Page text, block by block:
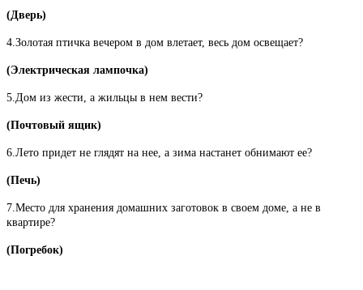
(Дверь)
4.Золотая птичка вечером в дом влетает, весь дом освещает?
(Электрическая лампочка)
5.Дом из жести, а жильцы в нем вести?
(Почтовый ящик)
6.Лето придет не глядят на нее, а зима настанет обнимают ее?
(Печь)
7.Место для хранения домашних заготовок в своем доме, а не в
квартире?
(Погребок)